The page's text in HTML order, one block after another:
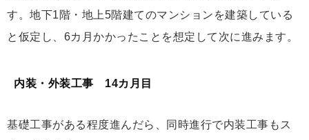
す。地下1階・地上5階建てのマンションを建築している
と仮定し、6カ月かかったことを想定して次に進みます。
内装・外装工事 14カ月目
基礎工事がある程度進んだら、同時進行で内装工事もス